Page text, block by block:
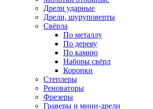
Дрели ударные
Дрели, шуруповерты
Свёрла
По металлу
По дереву
По камню
Наборы свёрл
Коронки
Степлеры
Реноваторы
Фрезеры
Граверы и мини-дрели